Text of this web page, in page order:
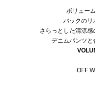
ボリュー
バックのリ
さらっとした清涼感
デニムパンツと
OFF